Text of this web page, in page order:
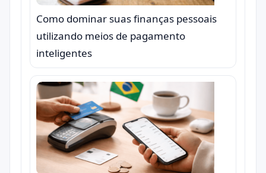
Como dominar suas finanças pessoais
utilizando meios de pagamento
inteligentes